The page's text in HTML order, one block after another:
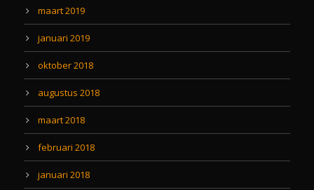
maart 2019
januari 2019
oktober 2018
augustus 2018
maart 2018
februari 2018
januari 2018